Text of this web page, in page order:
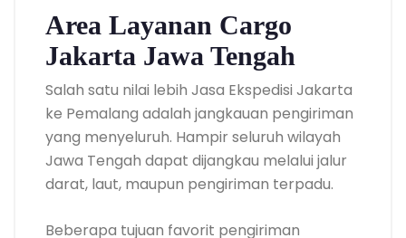
Area Layanan Cargo
Jakarta Jawa Tengah
Salah satu nilai lebih Jasa Ekspedisi Jakarta
ke Pemalang adalah jangkauan pengiriman
yang menyeluruh. Hampir seluruh wilayah
Jawa Tengah dapat dijangkau melalui jalur
darat, laut, maupun pengiriman terpadu.
Beberapa tujuan favorit pengiriman